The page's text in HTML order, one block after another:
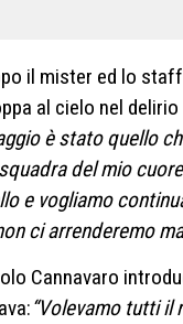
il mister ed lo
al cielo nel
è stato quello
del mio
e vogliamo
ci arrenderemo
Cannavaro
“Volevamo tutti il